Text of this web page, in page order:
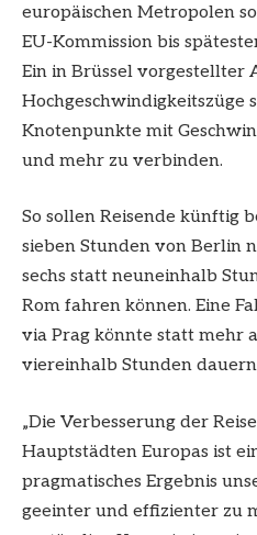
europäischen Metropolen
EU-Kommission bis
Ein in Brüssel vorgestellter
Hochgeschwindigkeitszüge
Knotenpunkte mit
und mehr zu verbinden.
So sollen Reisende künftig
sieben Stunden von Berlin
sechs statt neuneinhalb
Rom fahren können. Eine
via Prag könnte statt mehr
viereinhalb Stunden
„Die Verbesserung der
Hauptstädten Europas ist
pragmatisches Ergebnis
geeinter und effizienter zu